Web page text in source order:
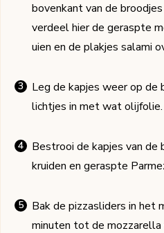
bovenkant van de
verdeel hier de geraspte
uien en de plakjes salami
Leg de kapjes weer op de
lichtjes in met wat olijfolie.
Bestrooi de kapjes van de
kruiden en geraspte
Bak de pizzasliders in het
minuten tot de